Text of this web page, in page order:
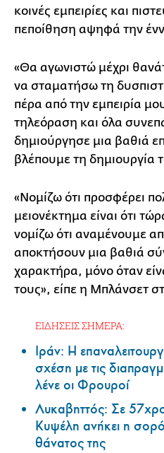
κοινές εμπειρίες και
πεποίθηση αψηφά την
«Θα αγωνιστώ μέχρι
να σταματήσω τη
πέρα από την εμπειρία
τηλεόραση και όλα
δημιούργησε μια βαθιά
βλέπουμε τη δημιουργία
«Νομίζω ότι προσφέρει
μειονέκτημα είναι ότι
νομίζω ότι αναμένουμε
αποκτήσουν μια βαθιά
χαρακτήρα, μόνο όταν
τους», είπε η Μπλάνσετ
ΕΙΔΗΣΕΙΣ ΣΗΜΕΡΑ:
Ιράν: Η
σχέση με τις
λένε οι Φρουροί
Λυκαβηττός: Σε
Κυψέλη ανήκει η
θάνατος της